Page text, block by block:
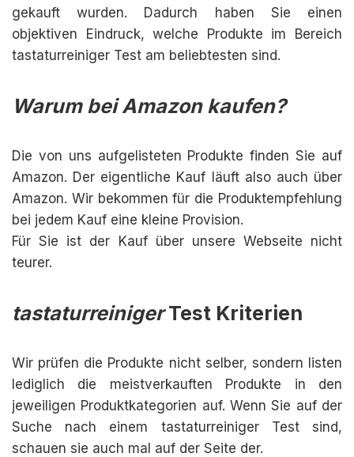
gekauft wurden. Dadurch haben Sie einen
objektiven Eindruck, welche Produkte im Bereich
tastaturreiniger Test am beliebtesten sind.
Warum bei Amazon kaufen?
Die von uns aufgelisteten Produkte finden Sie auf
Amazon. Der eigentliche Kauf läuft also auch über
Amazon. Wir bekommen für die Produktempfehlung
bei jedem Kauf eine kleine Provision.
Für Sie ist der Kauf über unsere Webseite nicht
teurer.
tastaturreinigerTest Kriterien
Wir prüfen die Produkte nicht selber, sondern listen
lediglich die meistverkauften Produkte in den
jeweiligen Produktkategorien auf. Wenn Sie auf der
Suche nach einem tastaturreiniger Test sind,
schauen sie auch mal auf der Seite der.